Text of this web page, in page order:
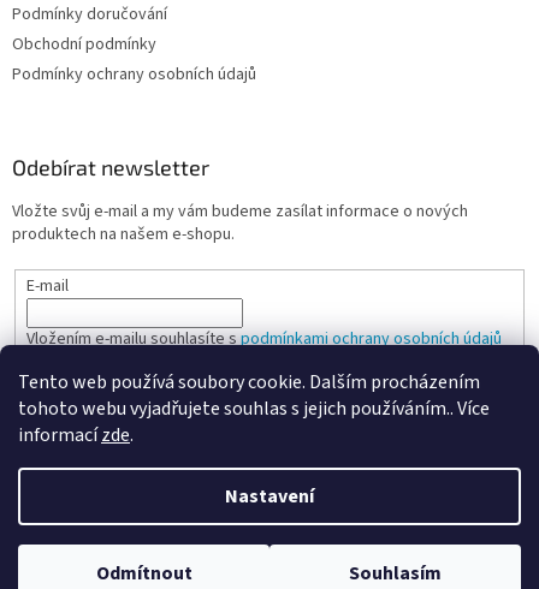
Tento web používá soubory cookie. Dalším procházením
tohoto webu vyjadřujete souhlas s jejich používáním.. Více
informacízde.
Nastavení
Odmítnout Souhlasím
Podmínky doručování
Obchodní podmínky
Podmínky ochrany osobních údajů
Odebírat newsletter
Vložte svůj e-mail a my vám budeme zasílat informace o nových
produktech na našem e-shopu.
E-mail
Vložením e-mailu souhlasíte spodmínkami ochrany osobních údajů
PŘIHLÁSIT SE
Vytvořil Shoptet
Copyright 2026Spokojená kancelář . Všechna práva vyhrazena.